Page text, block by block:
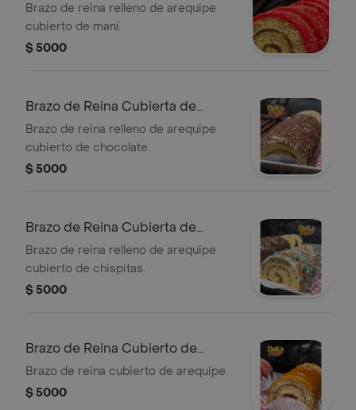
Brazo de reina relleno de arequipe
cubierto de maní.
$ 5000
Brazo de Reina Cubierta de
Chocolate
Brazo de reina relleno de arequipe
cubierto de chocolate.
$ 5000
Brazo de Reina Cubierta de
Chispitas
Brazo de reina relleno de arequipe
cubierto de chispitas.
$ 5000
Brazo de Reina Cubierto de
Arequipe
Brazo de reina cubierto de arequipe.
$ 5000